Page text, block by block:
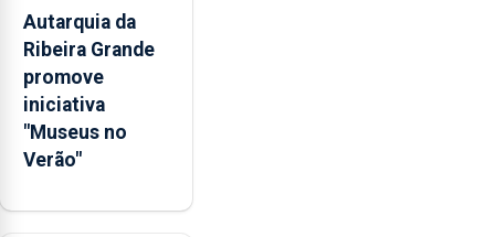
maior
número
de
candidatos
em
30
exceto
Autarquia da
Ribeira Grande
promove
iniciativa
"Museus no
Verão"